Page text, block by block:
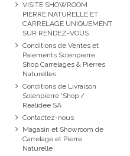
VISITE SHOWROOM
PIERRE NATURELLE ET
CARRELAGE UNIQUEMENT
SUR RENDEZ-VOUS
Conditions de Ventes et
Paiements Solenpierre
Shop Carrelages & Pierres
Naturelles
Conditions de Livraison
Solenpierre 'Shop /
Realidee SA
Contactez-nous
Magasin et Showroom de
Carrelage et Pierre
Naturelle